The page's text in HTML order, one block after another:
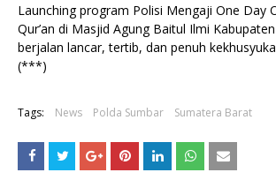
Launching program Polisi Mengaji One Day
Qur’an di Masjid Agung Baitul Ilmi
berjalan lancar, tertib, dan penuh
(***)
Tags: News Polda Sumbar Sumatera Barat